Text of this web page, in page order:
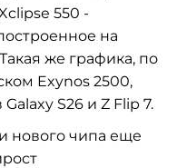
550 -
на
же графика, по
Exynos 2500,
S26 и Z Flip 7.
нового чипа еще